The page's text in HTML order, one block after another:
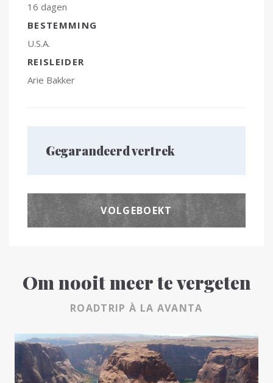
16 dagen
BESTEMMING
U.S.A.
REISLEIDER
Arie Bakker
Gegarandeerd vertrek
VOLGEBOEKT
Om nooit meer te vergeten
ROADTRIP À LA AVANTA